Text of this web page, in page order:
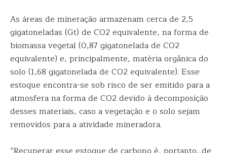
As áreas de mineração armazenam cerca de 2,5
gigatoneladas (Gt) de CO2 equivalente, na forma de
biomassa vegetal (0,87 gigatonelada de CO2
equivalente) e, principalmente, matéria orgânica do
solo (1,68 gigatonelada de CO2 equivalente). Esse
estoque encontra-se sob risco de ser emitido para a
atmosfera na forma de CO2 devido à decomposição
desses materiais, caso a vegetação e o solo sejam
removidos para a atividade mineradora.